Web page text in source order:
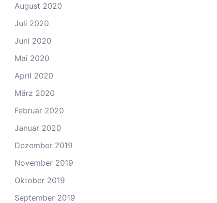
August 2020
Juli 2020
Juni 2020
Mai 2020
April 2020
März 2020
Februar 2020
Januar 2020
Dezember 2019
November 2019
Oktober 2019
September 2019